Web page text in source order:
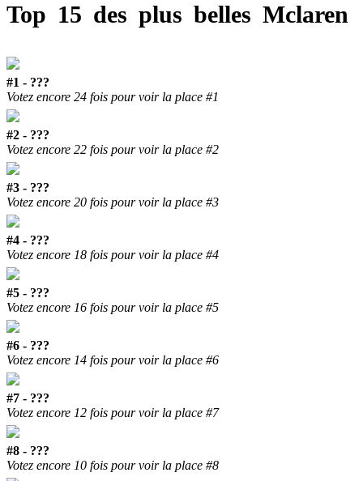
Top 15 des plus belles Mclaren
#1 - ???
Votez encore 24 fois pour voir la place #1
#2 - ???
Votez encore 22 fois pour voir la place #2
#3 - ???
Votez encore 20 fois pour voir la place #3
#4 - ???
Votez encore 18 fois pour voir la place #4
#5 - ???
Votez encore 16 fois pour voir la place #5
#6 - ???
Votez encore 14 fois pour voir la place #6
#7 - ???
Votez encore 12 fois pour voir la place #7
#8 - ???
Votez encore 10 fois pour voir la place #8